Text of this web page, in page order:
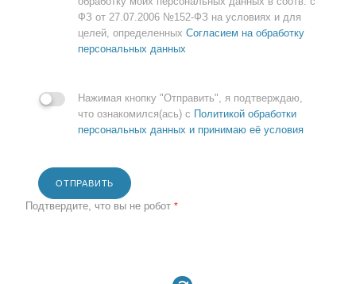
ФЗ от 27.07.2006 №152-ФЗ на условиях и для
целей, определенных Согласием на обработку
персональных данных
Нажимая кнопку "Отправить", я подтверждаю,
что ознакомился(ась) с Политикой обработки
персональных данных и принимаю её условия
ОТПРАВИТЬ
Подтвердите, что вы не робот *